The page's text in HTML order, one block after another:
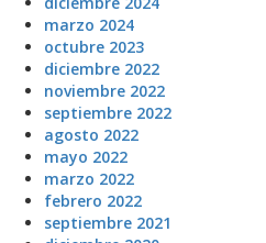
marzo 2024
octubre 2023
diciembre 2022
noviembre 2022
septiembre 2022
agosto 2022
mayo 2022
marzo 2022
febrero 2022
septiembre 2021